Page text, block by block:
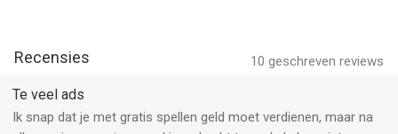
Leid vliegend snoep en raketten naar TutankhaNom. Zoete
offers!
10 geschreven reviews
Recensies
Te veel ads
Ik snap dat je met gratis spellen geld moet verdienen, maar na